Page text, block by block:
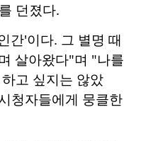
던졌다.
간'이다. 그 별명 때
살아왔다"며 "나를
고 싶지는 않았
청자들에게 뭉클한